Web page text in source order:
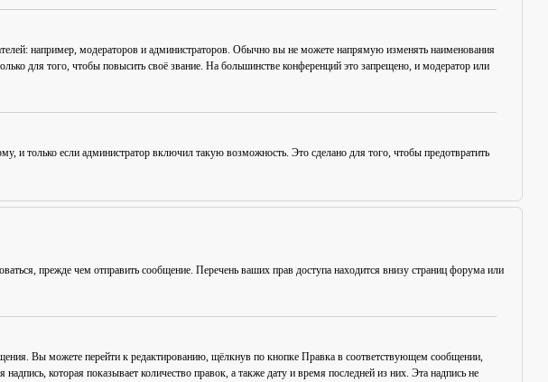
например, модераторов и администраторов. Обычно вы не можете напрямую изменять наименования
для того, чтобы повысить своё звание. На большинстве конференций это запрещено, и модератор или
и только если администратор включил такую возможность. Это сделано для того, чтобы предотвратить
прежде чем отправить сообщение. Перечень ваших прав доступа находится внизу страниц форума или
Вы можете перейти к редактированию, щёлкнув по кнопке Правка в соответствующем сообщении,
которая показывает количество правок, а также дату и время последней из них. Эта надпись не